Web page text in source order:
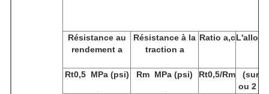
Résistance au
rendement a
Résistance à la
traction a
Ratio a,c
Rt0,5 MPa (psi) Rm MPa (psi) Rt0,5/Rm
(sur
ou 2